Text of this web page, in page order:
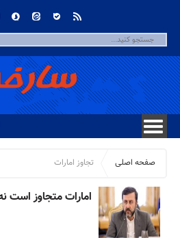
صفحه اصلی تجاوز امارات
امارات متجاوز است